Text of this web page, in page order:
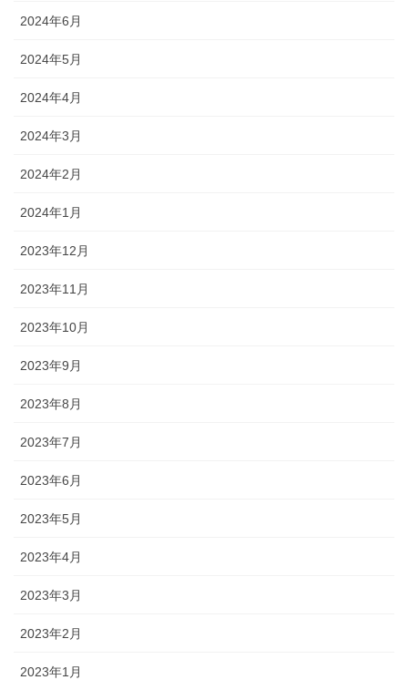
2024年6月
2024年5月
2024年4月
2024年3月
2024年2月
2024年1月
2023年12月
2023年11月
2023年10月
2023年9月
2023年8月
2023年7月
2023年6月
2023年5月
2023年4月
2023年3月
2023年2月
2023年1月